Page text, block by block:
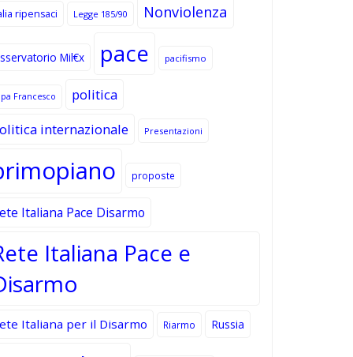
ripensaci Legge 185/90 Nonviolenza
Mil€x pace pacifismo
Francesco
politica
internazionale
Presentazioni
proposte
Italiana Pace Disarmo
Italiana Pace e
Italiana per il Disarmo Riarmo Russia